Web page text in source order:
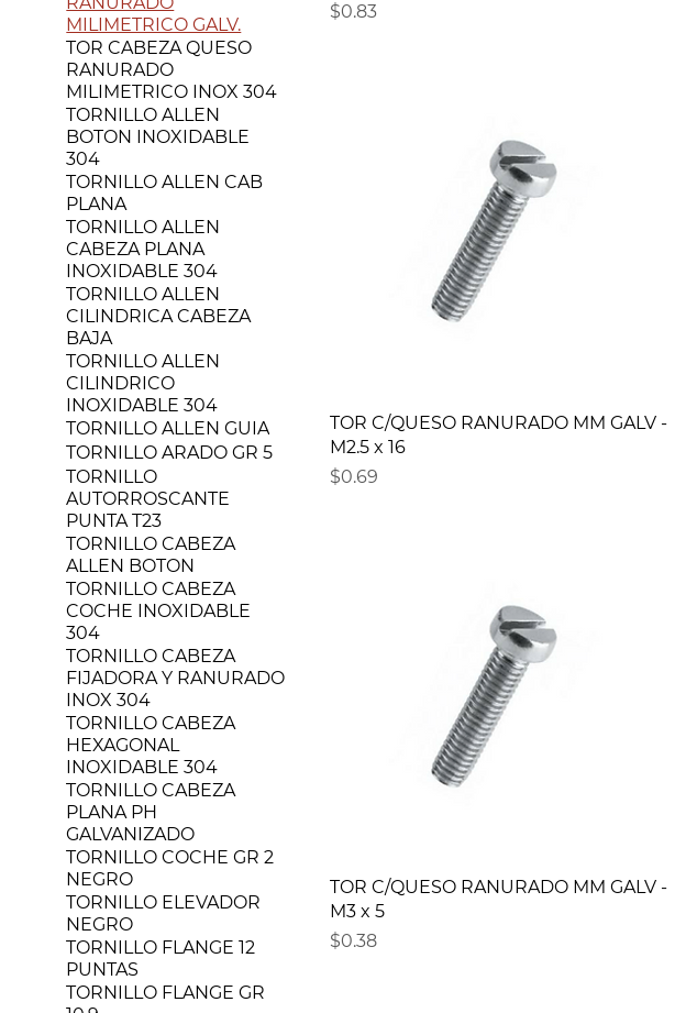
MILIMETRICO GALV.
TOR CABEZA QUESO
RANURADO
MILIMETRICO INOX 304
TORNILLO ALLEN
BOTON INOXIDABLE
304
TORNILLO ALLEN CAB
PLANA
TORNILLO ALLEN
CABEZA PLANA
INOXIDABLE 304
TORNILLO ALLEN
CILINDRICA CABEZA
BAJA
TORNILLO ALLEN
CILINDRICO
INOXIDABLE 304
TORNILLO ALLEN GUIA
TORNILLO ARADO GR 5
TORNILLO
AUTORROSCANTE
PUNTA T23
TORNILLO CABEZA
ALLEN BOTON
TORNILLO CABEZA
COCHE INOXIDABLE
304
TORNILLO CABEZA
FIJADORA Y RANURADO
INOX 304
TORNILLO CABEZA
HEXAGONAL
INOXIDABLE 304
TORNILLO CABEZA
PLANA PH
GALVANIZADO
TORNILLO COCHE GR 2
NEGRO
TORNILLO ELEVADOR
NEGRO
TORNILLO FLANGE 12
PUNTAS
TORNILLO FLANGE GR
Precio
$0.83
TOR C/QUESO RANURADO MM GALV -
M2.5 x 16
Precio
$0.69
TOR C/QUESO RANURADO MM GALV -
M3 x 5
Precio
$0.38